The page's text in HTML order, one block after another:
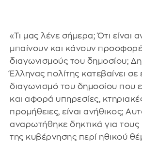
«Τι μας λένε σήμερα; Ότι είναι
μπαίνουν και κάνουν
διαγωνισμούς του δημοσίου;
Έλληνας πολίτης κατεβαίνει σε
διαγωνισμό του δημοσίου που
και αφορά υπηρεσίες,
προμήθειες, είναι ανήθικος;
αναρωτήθηκε δηκτικά για τους
της κυβέρνησης περί ηθικού